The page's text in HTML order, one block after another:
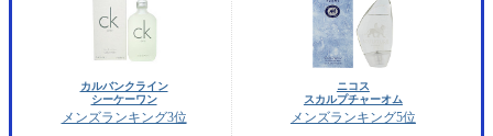
カルバンクライン
シーケーワン
メンズランキング3位
ニコス
スカルプチャーオム
メンズランキング5位